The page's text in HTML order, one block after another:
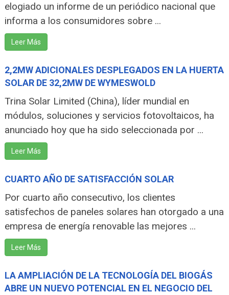
elogiado un informe de un periódico nacional que
informa a los consumidores sobre ...
Leer Más
2,2MW ADICIONALES DESPLEGADOS EN LA HUERTA
SOLAR DE 32,2MW DE WYMESWOLD
Trina Solar Limited (China), líder mundial en
módulos, soluciones y servicios fotovoltaicos, ha
anunciado hoy que ha sido seleccionada por ...
Leer Más
CUARTO AÑO DE SATISFACCIÓN SOLAR
Por cuarto año consecutivo, los clientes
satisfechos de paneles solares han otorgado a una
empresa de energía renovable las mejores ...
Leer Más
LA AMPLIACIÓN DE LA TECNOLOGÍA DEL BIOGÁS
ABRE UN NUEVO POTENCIAL EN EL NEGOCIO DEL